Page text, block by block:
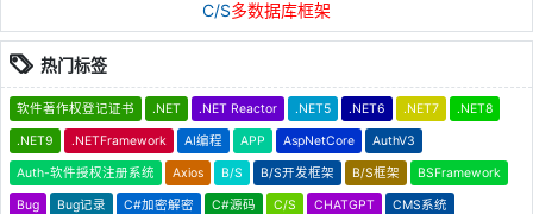
C/S多数据库框架
热门标签
软件著作权登记证书 .NET .NET Reactor .NET5 .NET6 .NET7 .NET8
.NET9 .NETFramework AI编程 APP AspNetCore AuthV3
Auth-软件授权注册系统 Axios B/S B/S开发框架 B/S框架 BSFramework
Bug Bug记录 C#加密解密 C#源码 C/S CHATGPT CMS系统